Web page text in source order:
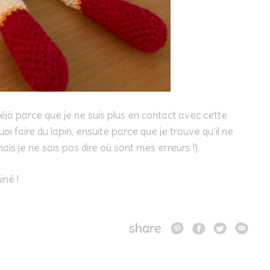
parce que je ne suis plus en contact avec cette
faire du lapin, ensuite parce que je trouve qu’il ne
je ne sais pas dire où sont mes erreurs !).
!
share